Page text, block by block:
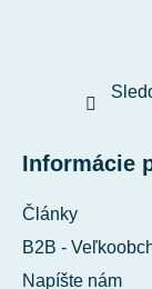
Informácie
Články
B2B -
Napíšte nám